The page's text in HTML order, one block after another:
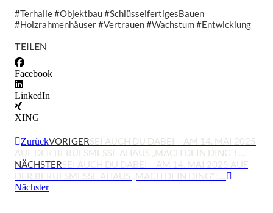
#Terhalle #Objektbau #SchlüsselfertigesBauen
#Holzrahmenhäuser #Vertrauen #Wachstum #Entwicklung
TEILEN
Facebook
LinkedIn
XING
ZurückVORIGERSEI AUCH DU DABEI – AM 14. MAI 2025
AUF DER BERUFSMESSE AHAUS „MACH DEIN DING“! …
NÄCHSTERSEI AUCH DU DABEI – AM 14. MAI 2025 AUF
DER BERUFSMESSE AHAUS „MACH DEIN DING“! …
Nächster